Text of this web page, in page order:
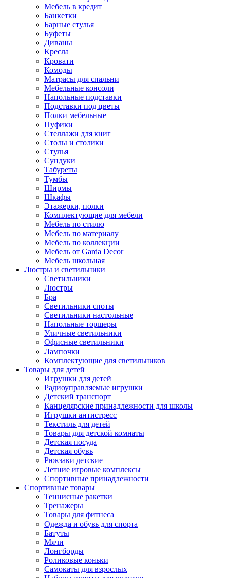
Мебель в кредит
Банкетки
Барные стулья
Буфеты
Диваны
Кресла
Кровати
Комоды
Матрасы для спальни
Мебельные консоли
Напольные подставки
Подставки под цветы
Полки мебельные
Пуфики
Стеллажи для книг
Столы и столики
Стулья
Сундуки
Табуреты
Тумбы
Ширмы
Шкафы
Этажерки, полки
Комплектующие для мебели
Мебель по стилю
Мебель по материалу
Мебель по коллекции
Мебель от Garda Decor
Мебель школьная
Люстры и светильники
Светильники
Люстры
Бра
Светильники споты
Светильники настольные
Напольные торшеры
Уличные светильники
Офисные светильники
Лампочки
Комплектующие для светильников
Товары для детей
Игрушки для детей
Радиоуправляемые игрушки
Детский транспорт
Канцелярские принадлежности для школы
Игрушки антистресс
Текстиль для детей
Товары для детской комнаты
Детская посуда
Детская обувь
Рюкзаки детские
Летние игровые комплексы
Спортивные принадлежности
Спортивные товары
Теннисные ракетки
Тренажеры
Товары для фитнеса
Одежда и обувь для спорта
Батуты
Мячи
Лонгборды
Роликовые коньки
Самокаты для взрослых